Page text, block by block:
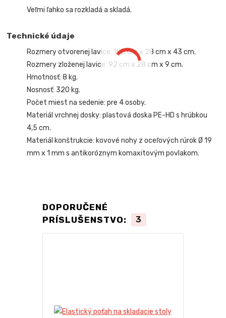
Veľmi ľahko sa rozkladá a skladá.
Technické údaje
Rozmery otvorenej lavice: 183 cm x 28 cm x 43 cm.
Rozmery zloženej lavice: 92 cm x 28 cm x 9 cm.
Hmotnosť: 8 kg.
Nosnosť: 320 kg.
Počet miest na sedenie: pre 4 osoby.
Materiál vrchnej dosky: plastová doska PE-HD s hrúbkou
4,5 cm.
Materiál konštrukcie: kovové nohy z oceľových rúrok Ø 19
mm x 1 mm s antikoróznym komaxitovým povlakom.
DOPORUČENÉ
PRÍSLUŠENSTVO:
3